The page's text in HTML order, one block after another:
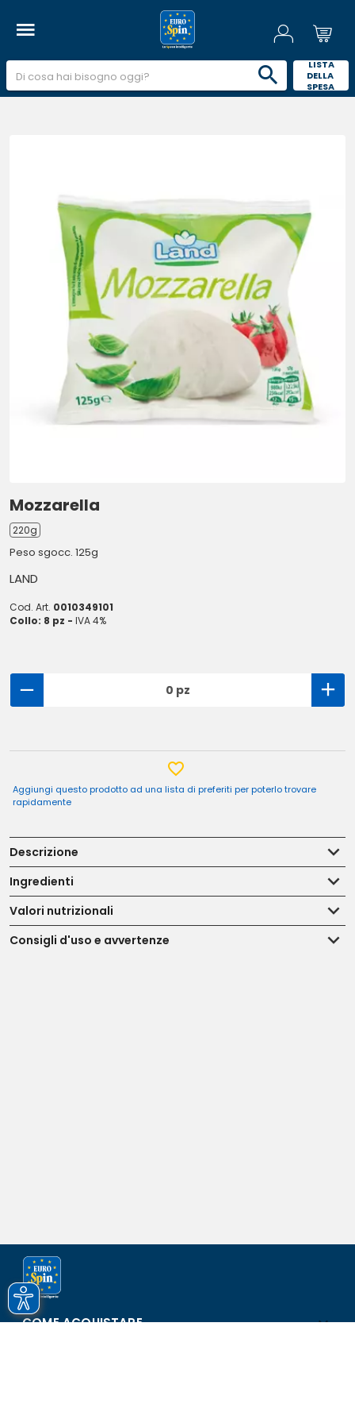
LISTA
DELLA
SPESA
Mozzarella
220g
Peso sgocc. 125g
LAND
Cod. Art. 0010349101
Collo: 8 pz - IVA 4%
0 pz
Aggiungi questo prodotto ad una lista di preferiti per poterlo trovare
rapidamente
Descrizione
Ingredienti
Valori nutrizionali
Consigli d'uso e avvertenze
COME ACQUISTARE